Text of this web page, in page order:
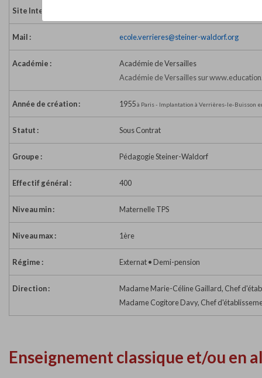
Site Internet :
Mail : ecole.verrieres@steiner-waldorf.org
Académie :
Académie de Versailles
Académie de Versailles sur
Année de création : 1955à Paris - Implantation à Verrières-le-Buisson
Statut : Sous Contrat
Groupe : Pédagogie Steiner-Waldorf
Effectif général : 400
Niveau min : Maternelle TPS
Niveau max : 1ère
Régime : Externat • Demi-pension
Direction :
Madame Marie-Céline Gaillard, Chef
Madame Cogitore Davy, Chef
Enseignement classique et/ou en